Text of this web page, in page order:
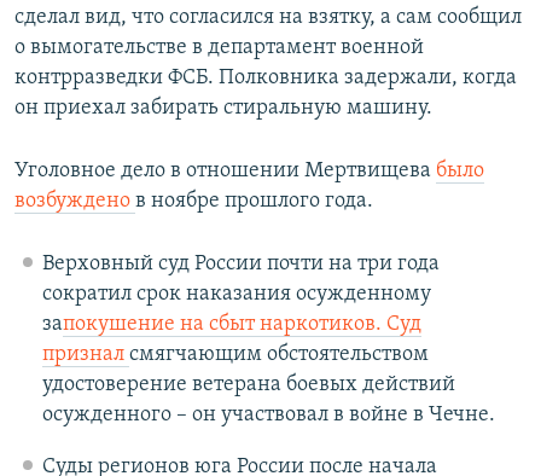
сделал вид, что согласился на взятку, а сам сообщил
о вымогательстве в департамент военной
контрразведки ФСБ. Полковника задержали, когда
он приехал забирать стиральную машину.
Уголовное дело в отношении Мертвищева было
возбуждено в ноябре прошлого года.
Верховный суд России почти на три года
сократил срок наказания осужденному
запокушение на сбыт наркотиков. Суд
признал смягчающим обстоятельством
удостоверение ветерана боевых действий
осужденного – он участвовал в войне в Чечне.
Суды регионов юга России после начала